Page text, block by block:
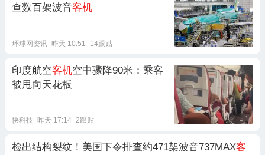
查数百架波音客机
环球网资讯 昨天 10:51 14跟贴
印度航空客机空中骤降90米：乘客
被甩向天花板
快科技 昨天 17:14 2跟贴
检出结构裂纹！美国下令排查约471架波音737MAX客